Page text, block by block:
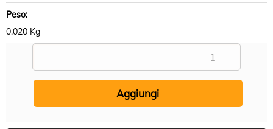
Peso:
0,020 Kg